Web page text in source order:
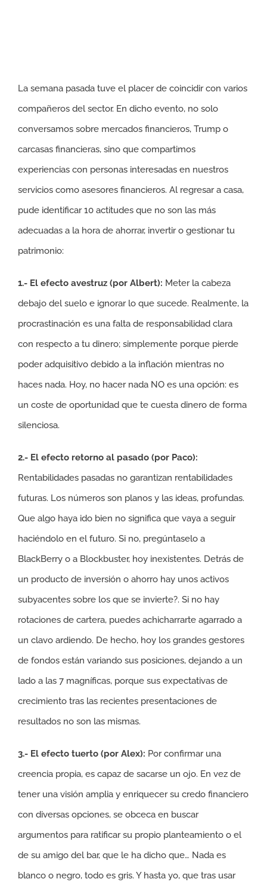
La semana pasada tuve el placer de coincidir con varios
compañeros del sector. En dicho evento, no solo
conversamos sobre mercados financieros, Trump o
carcasas financieras, sino que compartimos
experiencias con personas interesadas en nuestros
servicios como asesores financieros. Al regresar a casa,
pude identificar 10 actitudes que no son las más
adecuadas a la hora de ahorrar, invertir o gestionar tu
patrimonio:
1.- El efecto avestruz (por Albert): Meter la cabeza
debajo del suelo e ignorar lo que sucede. Realmente, la
procrastinación es una falta de responsabilidad clara
con respecto a tu dinero; simplemente porque pierde
poder adquisitivo debido a la inflación mientras no
haces nada. Hoy, no hacer nada NO es una opción: es
un coste de oportunidad que te cuesta dinero de forma
silenciosa.
2.- El efecto retorno al pasado (por Paco):
Rentabilidades pasadas no garantizan rentabilidades
futuras. Los números son planos y las ideas, profundas.
Que algo haya ido bien no significa que vaya a seguir
haciéndolo en el futuro. Si no, pregúntaselo a
BlackBerry o a Blockbuster, hoy inexistentes. Detrás de
un producto de inversión o ahorro hay unos activos
subyacentes sobre los que se invierte?. Si no hay
rotaciones de cartera, puedes achicharrarte agarrado a
un clavo ardiendo. De hecho, hoy los grandes gestores
de fondos están variando sus posiciones, dejando a un
lado a las 7 magníficas, porque sus expectativas de
crecimiento tras las recientes presentaciones de
resultados no son las mismas.
3.- El efecto tuerto (por Alex): Por confirmar una
creencia propia, es capaz de sacarse un ojo. En vez de
tener una visión amplia y enriquecer su credo financiero
con diversas opciones, se obceca en buscar
argumentos para ratificar su propio planteamiento o el
de su amigo del bar, que le ha dicho que… Nada es
blanco o negro, todo es gris. Y hasta yo, que tras usar